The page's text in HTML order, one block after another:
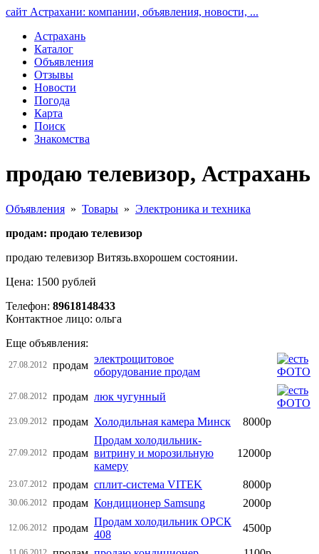
сайт Астрахани: компании, объявления, новости, ...
Астрахань
Каталог
Объявления
Отзывы
Новости
Погода
Карта
Поиск
Знакомства
продаю телевизор, Астрахань
Объявления » Товары » Электроника и техника
продам: продаю телевизор
продаю телевизор Витязь.вхорошем состоянии.
Цена: 1500 рублей
Телефон: 89618148433
Контактное лицо: ольга
Еще объявления:
27.08.2012 продам
электрощитовое
оборудование продам
27.08.2012 продам люк чугунный
23.09.2012 продам Холодильная камера Минск 8000р
27.09.2012 продам
Продам холодильник-
витрину и морозильную
камеру
12000р
23.07.2012 продам сплит-система VITEK 8000р
30.06.2012 продам Кондиционер Samsung 2000р
12.06.2012 продам
Продам холодильник ОРСК
408
4500р